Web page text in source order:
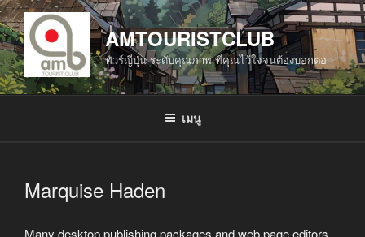
ข้าม
ไป
ยัง
บทความ
AMTOURISTCLUB
ทัวร์ญี่ปุ่น ระดับคุณภาพ ที่คุณไว้ใจจนต้องบอกต่อ
เมนู
Marquise Haden
Many desktop publishing packages and web page editors